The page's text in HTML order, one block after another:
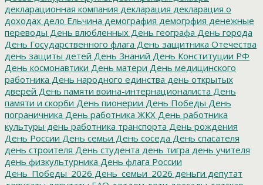
декларационная компания декларация декларация о
доходах дело Ельчина демография демогрфия денежные
переводы День влюбленных День географа День города
День Государственного флага День защитника Отечества
день защиты детей День Знаний День Конституции РФ
День космонавтики День матери День медицинского
работника День народного единства день открытых
дверей День памяти воина-интернационалиста День
памяти и скорби День пионерии День Победы День
пограничника День работника ЖКХ День работника
культуры день работника транспорта День рождения
День России День семьи День соседа День спасателя
день строителя День студента день тигра день учителя
день физкультурника День флага России
День_Победы_2026 День_семьи_2026 деньги депутат